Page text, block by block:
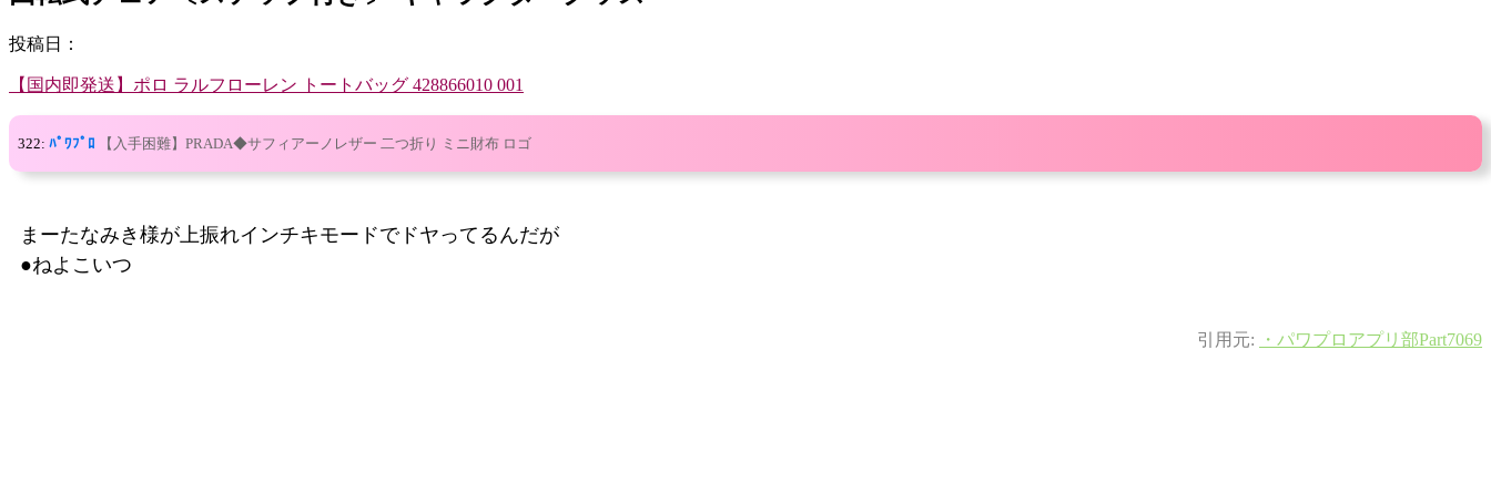
投稿日：
【国内即発送】ポロ ラルフローレン トートバッグ 428866010 001
322: ﾊﾟﾜﾌﾟﾛ 【入手困難】PRADA◆サフィアーノレザー 二つ折り ミニ財布 ロゴ
まーたなみき様が上振れインチキモードでドヤってるんだが
●ねよこいつ
引用元: ・パワプロアプリ部Part7069